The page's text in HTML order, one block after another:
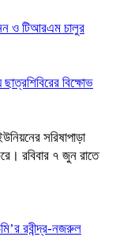
ও টিআরএম চালুর
বিক্ষোভ
সরিষাপাড়া
রবিবার ৭ জুন রাতে
রবীন্দ্র-নজরুল